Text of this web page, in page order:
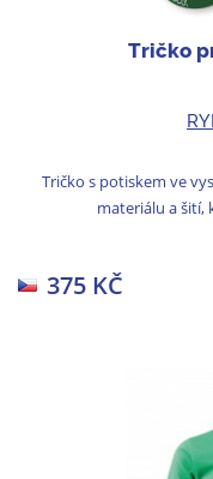
Tričko
Tričko s potiskem ve
materiálu a šití,
375 KČ